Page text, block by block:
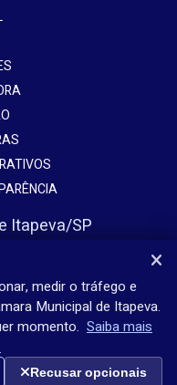
Itapeva/SP
- SP - Brasil
18h
medir o tráfego e
Municipal de Itapeva.
momento. Saiba mais
Recusar opcionais